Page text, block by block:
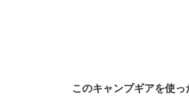
このキャンプギアを使っ